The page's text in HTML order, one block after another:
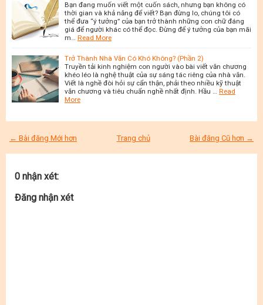
Bạn đang muốn viết một cuốn sách, nhưng bạn không có
thời gian và khả năng để viết? Bạn đừng lo, chúng tôi có
thể đưa “ý tưởng” của bạn trở thành những con chữ đáng
giá để người khác có thể đọc. Đừng để ý tưởng của bạn mãi
m…
Read More
Trở Thành Nhà Văn Có Khó Không? (Phần 2)
Truyền tải kinh nghiệm con người vào bài viết văn chương
khéo léo là nghệ thuật của sự sáng tác riêng của nhà văn.
Viết là nghề đòi hỏi sự cẩn thận, phải theo nhiều kỹ thuật
văn chương và tiêu chuẩn nghề nhất định. Hầu …
Read
More
← Bài đăng Mới hơn Bài đăng Cũ hơn →
Trang chủ
0 nhận xét:
Đăng nhận xét